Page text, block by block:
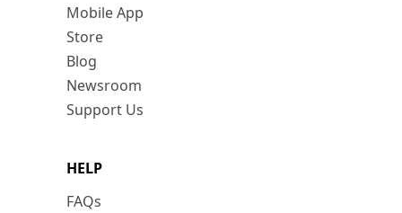
Mobile App
Store
Blog
Newsroom
Support Us
HELP
FAQs